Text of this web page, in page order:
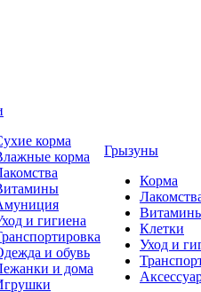
корма
корма
и гигиена
и обувь
и дома
Грызуны
Корма
Клетки
Уход и